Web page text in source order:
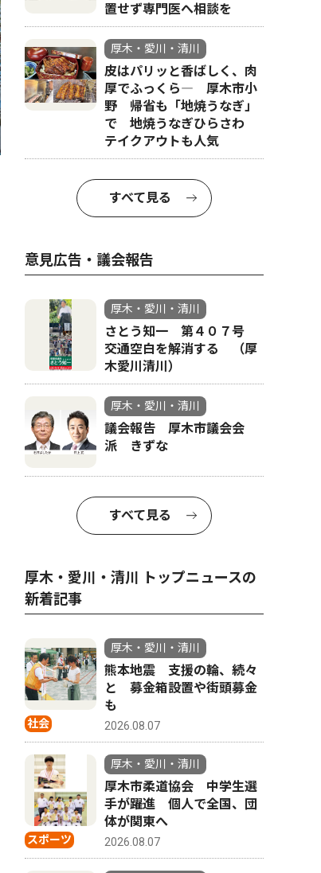
置せず専門医へ相談を
厚木・愛川・清川
皮はパリッと香ばしく、肉
厚でふっくら― 厚木市小
野 帰省も「地焼うなぎ」
で 地焼うなぎひらさわ
テイクアウトも人気
すべて見る
意見広告・議会報告
厚木・愛川・清川
さとう知一 第４０７号
交通空白を解消する （厚
木愛川清川）
厚木・愛川・清川
議会報告 厚木市議会会
派 きずな
すべて見る
厚木・愛川・清川 トップニュースの
新着記事
社会
厚木・愛川・清川
熊本地震 支援の輪、続々
と 募金箱設置や街頭募金
も
2026.08.07
スポーツ
厚木・愛川・清川
厚木市柔道協会 中学生選
手が躍進 個人で全国、団
体が関東へ
2026.08.07